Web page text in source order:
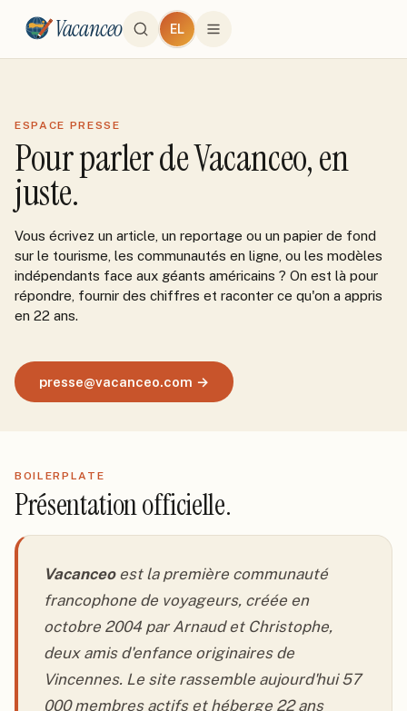
Vacanceo EL
ESPACE PRESSE
Pour parler de Vacanceo, en
juste.
Vous écrivez un article, un reportage ou un papier de fond
sur le tourisme, les communautés en ligne, ou les modèles
indépendants face aux géants américains ? On est là pour
répondre, fournir des chiffres et raconter ce qu'on a appris
en 22 ans.
presse@vacanceo.com →
BOILERPLATE
Présentation officielle.
Vacanceoest la première communauté
francophone de voyageurs, créée en
octobre 2004 par Arnaud et Christophe,
deux amis d'enfance originaires de
Vincennes. Le site rassemble aujourd'hui 57
000 membres actifs et héberge 22 ans